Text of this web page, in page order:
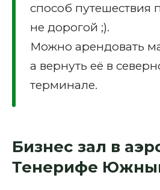
способ путешествия
не дорогой ;).
Можно арендовать
а вернуть её в
терминале.
Бизнес зал в
Тенерифе